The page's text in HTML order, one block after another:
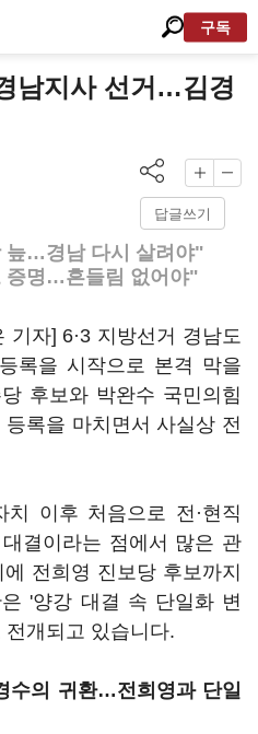
구독
남지사 선거…김경
답글쓰기
늪…경남 다시 살려야"
증명…흔들림 없어야"
기자] 6·3 지방선거 경남도
록을 시작으로 본격 막을
후보와 박완수 국민의힘
록을 마치면서 사실상 전
이후 처음으로 전·현직
결이라는 점에서 많은 관
전희영 진보당 후보까지
'양강 대결 속 단일화 변
개되고 있습니다.
수의 귀환…전희영과 단일